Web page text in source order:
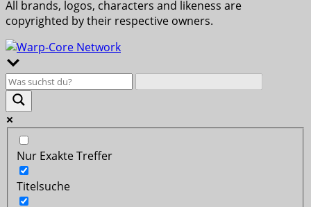
All brands, logos, characters and likeness are
copyrighted by their respective owners.
Nur Exakte Treffer
Titelsuche